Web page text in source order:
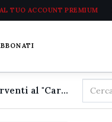
TUO ACCOUNT PREMIUM
Week and Day Surgery: prime visite di chirurgia generale e interventi al "Caracciolo" di Agnone
Cerca
nel